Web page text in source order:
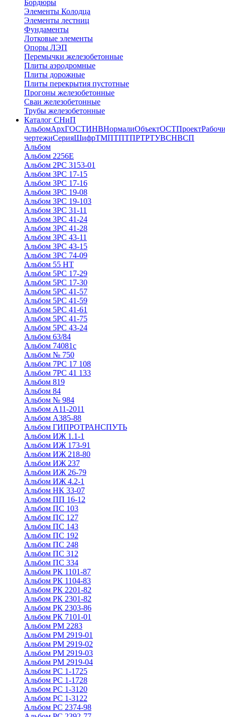
Бордюры
Элементы Колодца
Элементы лестниц
Фундаменты
Лотковые элементы
Опоры ЛЭП
Перемычки железобетонные
Плиты аэродромные
Плиты дорожные
Плиты перекрытия пустотные
Прогоны железобетонные
Сваи железобетонные
Трубы железобетонные
Каталог СНиП
АльбомАрхГОСТИНВНормалиОбъектОСТПроект
чертежиСерияШифрТМПТПТПРТРТУВСНВСП
Альбом
Альбом 2256Е
Альбом 2РС 3153-01
Альбом 3РС 17-15
Альбом 3РС 17-16
Альбом 3РС 19-08
Альбом 3РС 19-103
Альбом 3РС 31-11
Альбом 3РС 41-24
Альбом 3РС 41-28
Альбом 3РС 43-11
Альбом 3РС 43-15
Альбом 3РС 74-09
Альбом 55 НТ
Альбом 5РС 17-29
Альбом 5РС 17-30
Альбом 5РС 41-57
Альбом 5РС 41-59
Альбом 5РС 41-61
Альбом 5РС 41-75
Альбом 5РС 43-24
Альбом 63/84
Альбом 74081с
Альбом № 750
Альбом 7РС 17 108
Альбом 7РС 41 133
Альбом 819
Альбом 84
Альбом № 984
Альбом А11-2011
Альбом А385-88
Альбом ГИПРОТРАНСПУТЬ
Альбом ИЖ 1.1-1
Альбом ИЖ 173-91
Альбом ИЖ 218-80
Альбом ИЖ 237
Альбом ИЖ 26-79
Альбом ИЖ 4.2-1
Альбом НК 33-07
Альбом ПП 16-12
Альбом ПС 103
Альбом ПС 127
Альбом ПС 143
Альбом ПС 192
Альбом ПС 248
Альбом ПС 312
Альбом ПС 334
Альбом РК 1101-87
Альбом РК 1104-83
Альбом РК 2201-82
Альбом РК 2301-82
Альбом РК 2303-86
Альбом РК 7101-01
Альбом РМ 2283
Альбом РМ 2919-01
Альбом РМ 2919-02
Альбом РМ 2919-03
Альбом РМ 2919-04
Альбом РС 1-1725
Альбом РС 1-1728
Альбом РС 1-3120
Альбом РС 1-3122
Альбом РС 2374-98